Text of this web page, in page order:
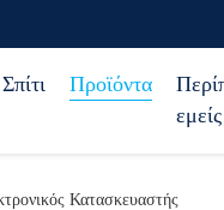
Σπίτι Προϊόντα
εμείς
Κατασκευαστής